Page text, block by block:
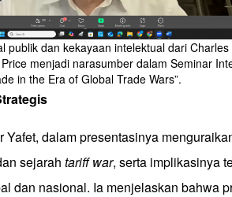
publik dan kekayaan intelektual dari Charles
menjadi narasumber dalam Seminar
in the Era of Global Trade Wars”.
Yafet, dalam presentasinya
sejarah tariff war, serta implikasinya
dan nasional. Ia menjelaskan bahwa